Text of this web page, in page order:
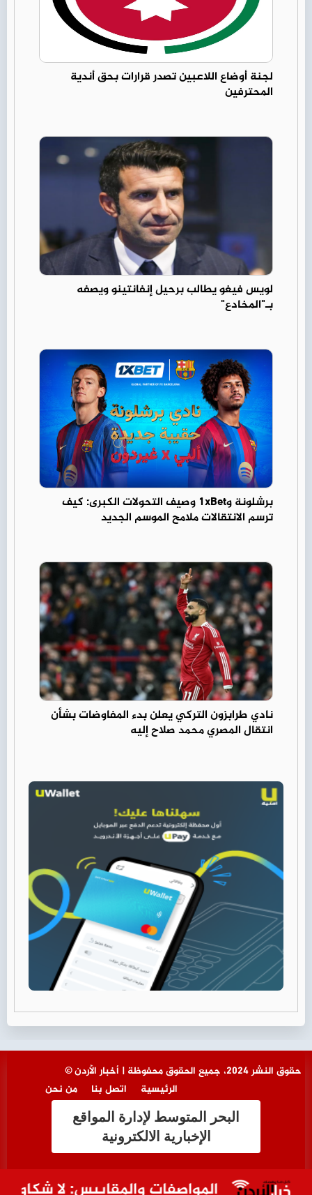
لجنة أوضاع اللاعبين تصدر قرارات بحق أندية
المحترفين
لويس فيغو يطالب برحيل إنفانتينو ويصفه
بـ"المخادع"
برشلونة و1xBet وصيف التحولات الكبرى: كيف
ترسم الانتقالات ملامح الموسم الجديد
نادي طرابزون التركي يعلن بدء المفاوضات بشأن
انتقال المصري محمد صلاح إليه
المواصفات والمقاييس: لا شكاوى
© حقوق النشر 2024، جميع الحقوق محفوظة | أخبار الأردن
من نحن
اتصل بنا الرئيسية
البحر المتوسط لإدارة المواقع
الإخبارية الالكترونية